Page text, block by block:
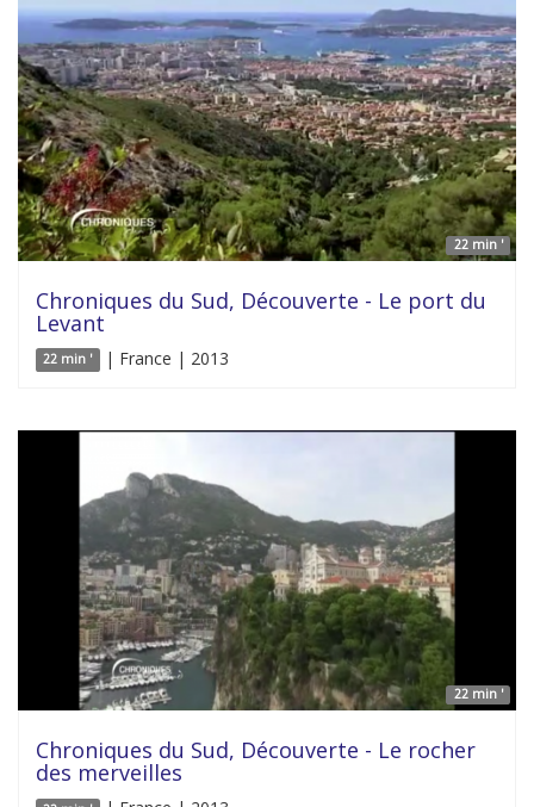
22 min '
Chroniques du Sud, Découverte - Le port du
Levant
22 min ' | France | 2013
22 min '
Chroniques du Sud, Découverte - Le rocher
des merveilles